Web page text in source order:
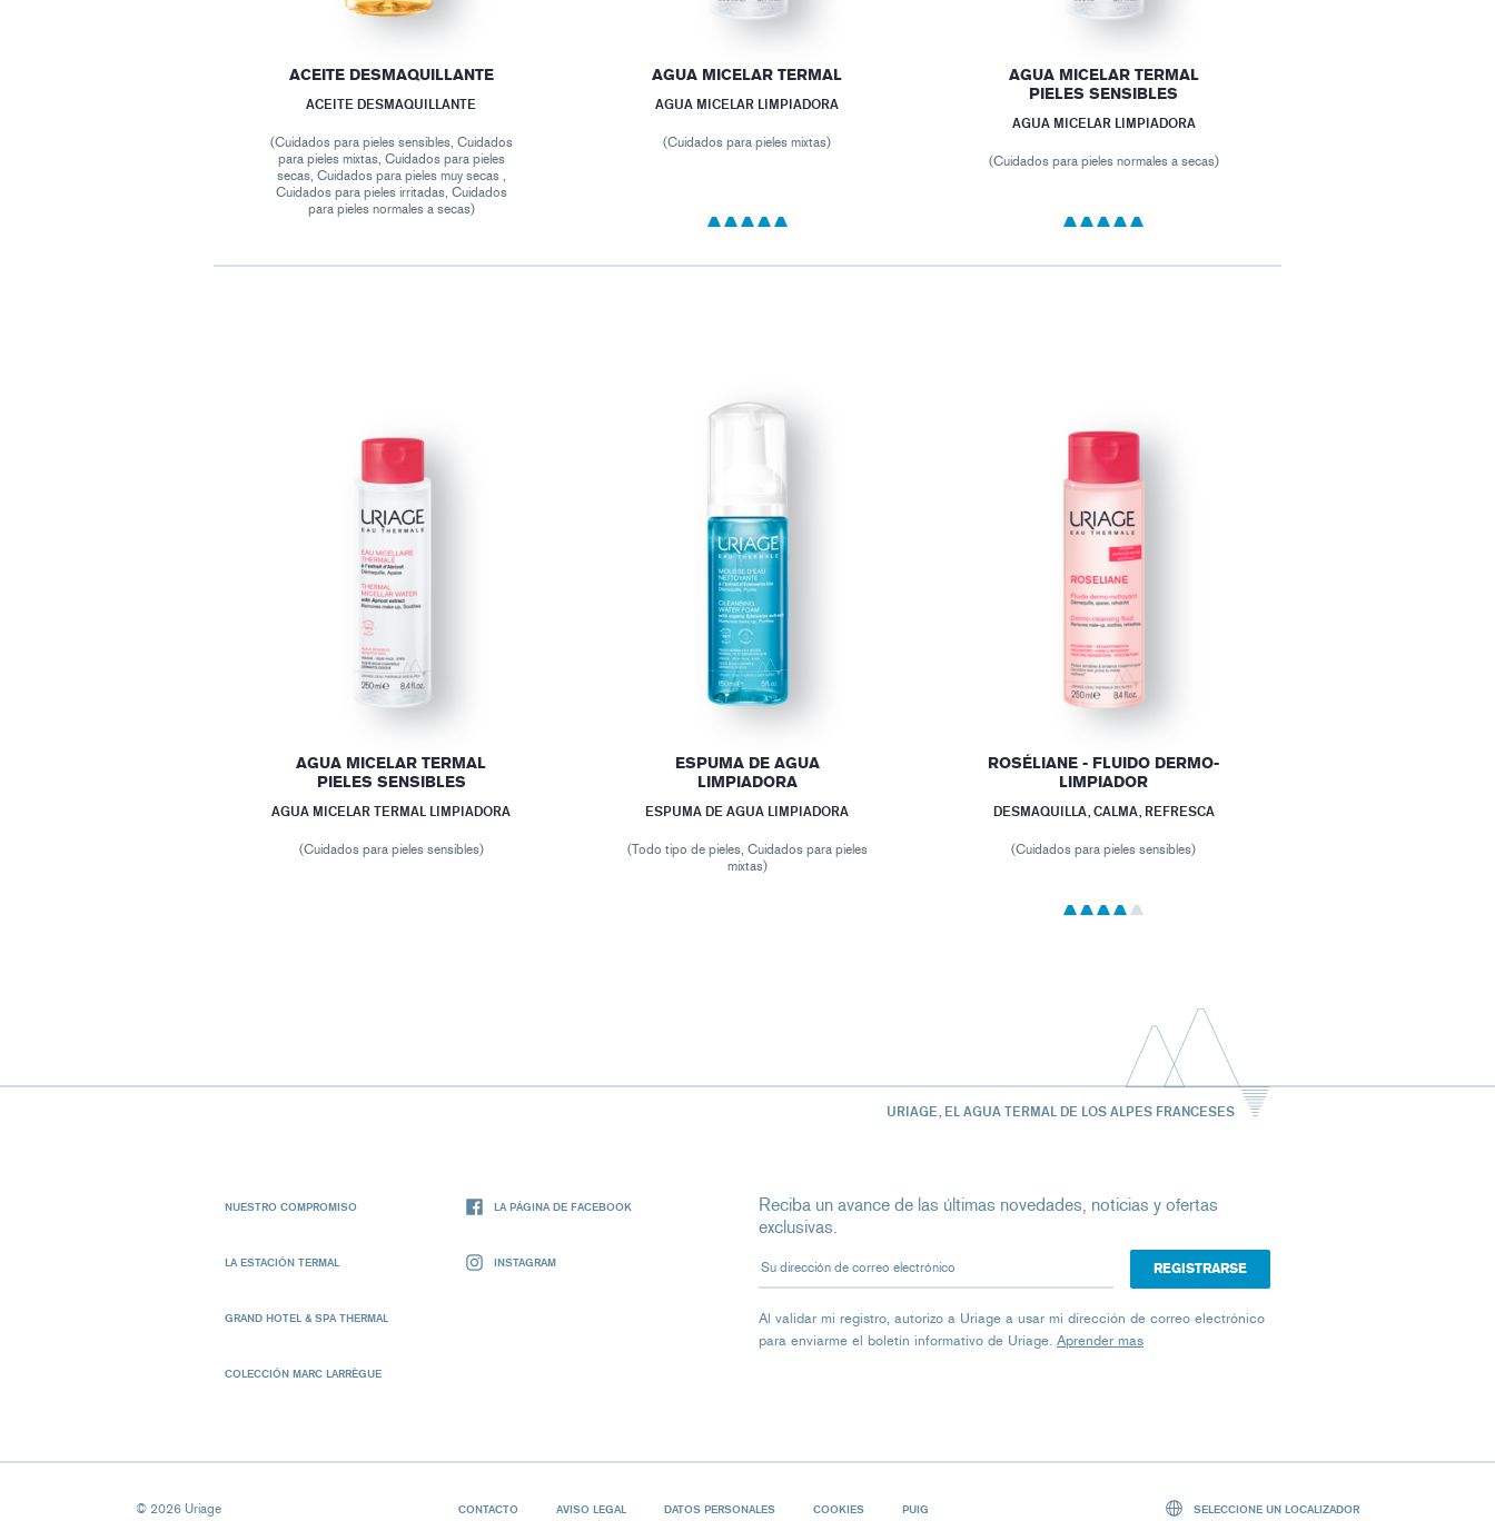
ACEITE DESMAQUILLANTE
ACEITE DESMAQUILLANTE
(Cuidados para pieles sensibles, Cuidados
para pieles mixtas, Cuidados para pieles
secas, Cuidados para pieles muy secas ,
Cuidados para pieles irritadas, Cuidados
para pieles normales a secas)
AGUA MICELAR TERMAL
AGUA MICELAR LIMPIADORA
(Cuidados para pieles mixtas)
AGUA MICELAR TERMAL
PIELES SENSIBLES
AGUA MICELAR LIMPIADORA
(Cuidados para pieles normales a secas)
AGUA MICELAR TERMAL
PIELES SENSIBLES
AGUA MICELAR TERMAL LIMPIADORA
(Cuidados para pieles sensibles)
ESPUMA DE AGUA
LIMPIADORA
ESPUMA DE AGUA LIMPIADORA
(Todo tipo de pieles, Cuidados para pieles
mixtas)
ROSÉLIANE - FLUIDO DERMO-
LIMPIADOR
DESMAQUILLA, CALMA, REFRESCA
(Cuidados para pieles sensibles)
URIAGE, EL AGUA TERMAL DE LOS ALPES FRANCESES
NUESTRO COMPROMISO
LA ESTACIÓN TERMAL
GRAND HOTEL & SPA THERMAL
COLECCIÓN MARC LARRÈGUE
LA PÁGINA DE FACEBOOK
INSTAGRAM
Reciba un avance de las últimas novedades, noticias y ofertas
exclusivas.
Su dirección de correo electrónico
Al validar mi registro, autorizo ​​a Uriage a usar mi dirección de correo electrónico
para enviarme el boletín informativo de Uriage. Aprender mas
© 2026 Uriage CONTACTO AVISO LEGAL DATOS PERSONALES COOKIES PUIG SELECCIONE UN LOCALIZADOR